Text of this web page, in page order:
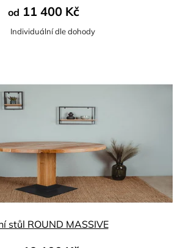
produktu
4,6
z
hvězdiček.
od 11 400 Kč
Individuální dle dohody
stůl ROUND MASSIVE